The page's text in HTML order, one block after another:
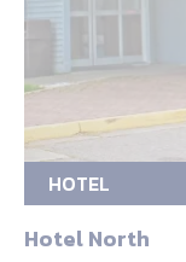
HOTEL
Hotel North